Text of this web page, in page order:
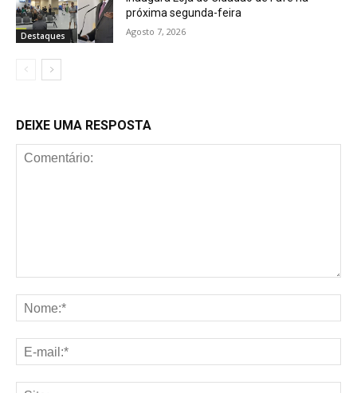
Destaques
próxima segunda-feira
Agosto 7, 2026
DEIXE UMA RESPOSTA